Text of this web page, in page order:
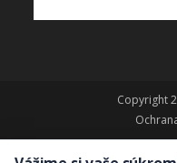
Copyright